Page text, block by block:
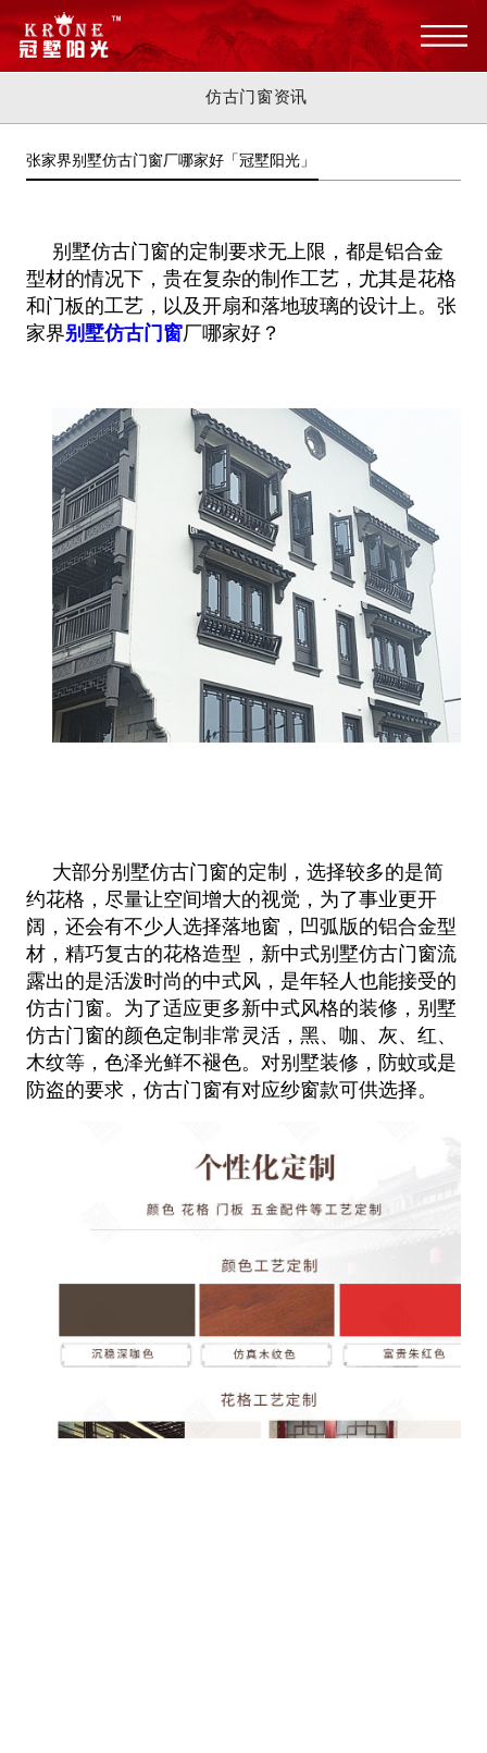
仿古门窗资讯
张家界别墅仿古门窗厂哪家好「冠墅阳光」
别墅仿古门窗的定制要求无上限，都是铝合金
型材的情况下，贵在复杂的制作工艺，尤其是花格
和门板的工艺，以及开扇和落地玻璃的设计上。张
家界别墅仿古门窗厂哪家好？
大部分别墅仿古门窗的定制，选择较多的是简
约花格，尽量让空间增大的视觉，为了事业更开
阔，还会有不少人选择落地窗，凹弧版的铝合金型
材，精巧复古的花格造型，新中式别墅仿古门窗流
露出的是活泼时尚的中式风，是年轻人也能接受的
仿古门窗。为了适应更多新中式风格的装修，别墅
仿古门窗的颜色定制非常灵活，黑、咖、灰、红、
木纹等，色泽光鲜不褪色。对别墅装修，防蚊或是
防盗的要求，仿古门窗有对应纱窗款可供选择。